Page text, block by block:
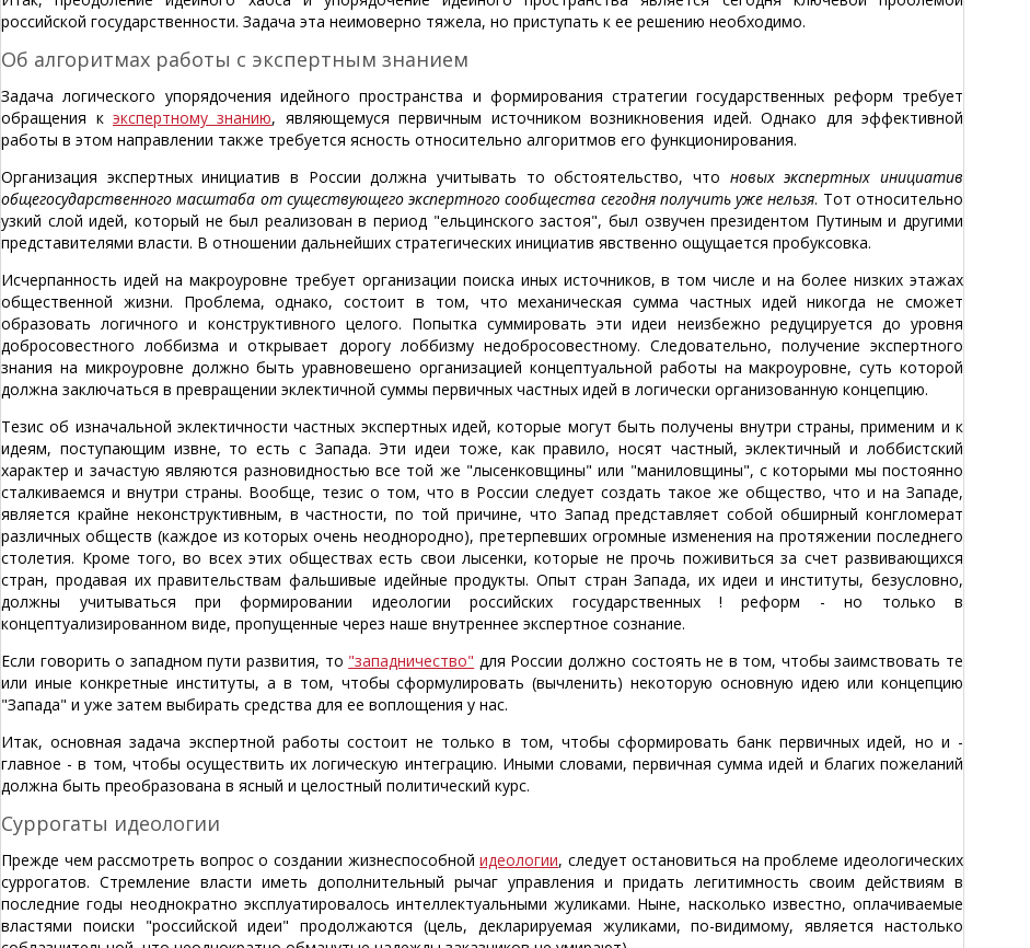
российской государственности. Задача эта неимоверно тяжела, но приступать к ее решению необходимо.
Об алгоритмах работы с экспертным знанием
Задача логического упорядочения идейного пространства и формирования стратегии государственных реформ требует
обращения кэкспертному знанию, являющемуся первичным источником возникновения идей. Однако для эффективной
работы в этом направлении также требуется ясность относительно алгоритмов его функционирования.
Организация экспертных инициатив в России должна учитывать то обстоятельство, что новых экспертных инициатив
общегосударственного масштаба от существующего экспертного сообщества сегодня получить уже нельзя. Тот относительно
узкий слой идей, который не был реализован в период "ельцинского застоя", был озвучен президентом Путиным и другими
представителями власти. В отношении дальнейших стратегических инициатив явственно ощущается пробуксовка.
Исчерпанность идей на макроуровне требует организации поиска иных источников, в том числе и на более низких этажах
общественной жизни. Проблема, однако, состоит в том, что механическая сумма частных идей никогда не сможет
образовать логичного и конструктивного целого. Попытка суммировать эти идеи неизбежно редуцируется до уровня
добросовестного лоббизма и открывает дорогу лоббизму недобросовестному. Следовательно, получение экспертного
знания на микроуровне должно быть уравновешено организацией концептуальной работы на макроуровне, суть которой
должна заключаться в превращении эклектичной суммы первичных частных идей в логически организованную концепцию.
Тезис об изначальной эклектичности частных экспертных идей, которые могут быть получены внутри страны, применим и к
идеям, поступающим извне, то есть с Запада. Эти идеи тоже, как правило, носят частный, эклектичный и лоббистский
характер и зачастую являются разновидностью все той же "лысенковщины" или "маниловщины", с которыми мы постоянно
сталкиваемся и внутри страны. Вообще, тезис о том, что в России следует создать такое же общество, что и на Западе,
является крайне неконструктивным, в частности, по той причине, что Запад представляет собой обширный конгломерат
различных обществ (каждое из которых очень неоднородно), претерпевших огромные изменения на протяжении последнего
столетия. Кроме того, во всех этих обществах есть свои лысенки, которые не прочь поживиться за счет развивающихся
стран, продавая их правительствам фальшивые идейные продукты. Опыт стран Запада, их идеи и институты, безусловно,
должны учитываться при формировании идеологии российских государственных ! реформ - но только в
концептуализированном виде, пропущенные через наше внутреннее экспертное сознание.
Если говорить о западном пути развития, то "западничество" для России должно состоять не в том, чтобы заимствовать те
или иные конкретные институты, а в том, чтобы сформулировать (вычленить) некоторую основную идею или концепцию
"Запада" и уже затем выбирать средства для ее воплощения у нас.
Итак, основная задача экспертной работы состоит не только в том, чтобы сформировать банк первичных идей, но и -
главное - в том, чтобы осуществить их логическую интеграцию. Иными словами, первичная сумма идей и благих пожеланий
должна быть преобразована в ясный и целостный политический курс.
Суррогаты идеологии
Прежде чем рассмотреть вопрос о создании жизнеспособнойидеологии, следует остановиться на проблеме идеологических
суррогатов. Стремление власти иметь дополнительный рычаг управления и придать легитимность своим действиям в
последние годы неоднократно эксплуатировалось интеллектуальными жуликами. Ныне, насколько известно, оплачиваемые
властями поиски "российской идеи" продолжаются (цель, декларируемая жуликами, по-видимому, является настолько